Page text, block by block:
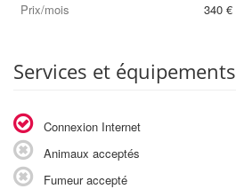
Prix/mois
340 €
Services et équipements
Connexion Internet
Animaux acceptés
Fumeur accepté